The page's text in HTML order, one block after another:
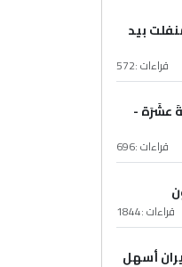
بيد
قراءات :572
عشَرَة -
قراءات :696
قراءات :1844
أسهل